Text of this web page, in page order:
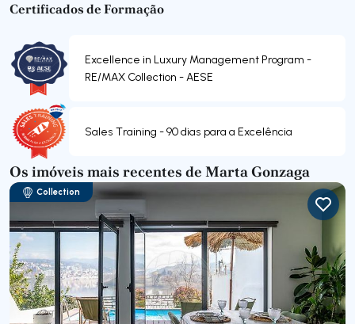
Certificados de Formação
Excellence in Luxury Management Program -
RE/MAX Collection - AESE
Sales Training - 90 dias para a Excelência
Os imóveis mais recentes de Marta Gonzaga
Collection